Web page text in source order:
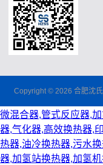
Copyright © 2026 合肥沈
微混合器,管式反应器,
器,气化器,高效换热器,
热器,油冷换热器,污水
器,加氢站换热器,加氢